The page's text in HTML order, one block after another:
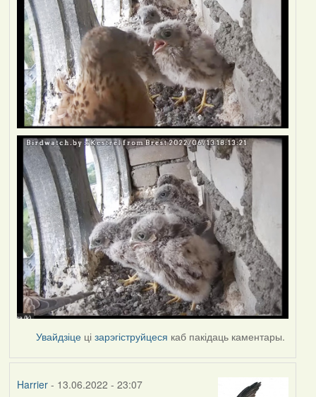
Увайдзіце цізарэгіструйцеся каб пакідаць каментары.
Harrier- 13.06.2022 - 23:07